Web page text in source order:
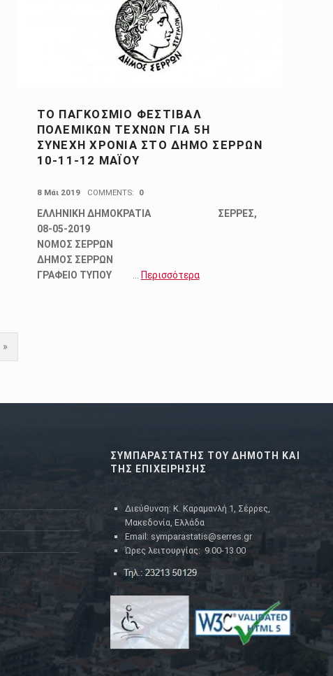
ΤΟ ΠΑΓΚΟΣΜΙΟ ΦΕΣΤΙΒΑΛ
ΠΟΛΕΜΙΚΩΝ ΤΕΧΝΩΝ ΓΙΑ 5Η
ΣΥΝΕΧΗ ΧΡΟΝΙΑ ΣΤΟ ΔΗΜΟ ΣΕΡΡΩΝ
10-11-12 ΜΑΪΟΥ
8 Μάι 2019 COMMENTS: 0
ΕΛΛΗΝΙΚΗ ΔΗΜΟΚΡΑΤΙΑ ΣΕΡΡΕΣ,
08-05-2019
ΝΟΜΟΣ ΣΕΡΡΩΝ
ΔΗΜΟΣ ΣΕΡΡΩΝ
ΓΡΑΦΕΙΟ ΤΥΠΟΥ
… Περισσότερα
Next page
»
ΣΥΜΠΑΡΑΣΤΑΤΗΣ ΤΟΥ ΔΗΜΟΤΗ ΚΑΙ
ΤΗΣ ΕΠΙΧΕΙΡΗΣΗΣ
Διεύθυνση: Κ. Καραμανλή 1, Σέρρες,
Μακεδονία, Ελλάδα
Email: symparastatis@serres.gr
Ώρες λειτουργίας: 9.00-13.00